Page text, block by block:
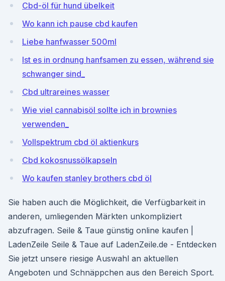
Cbd-öl für hund übelkeit
Wo kann ich pause cbd kaufen
Liebe hanfwasser 500ml
Ist es in ordnung hanfsamen zu essen, während sie
schwanger sind_
Cbd ultrareines wasser
Wie viel cannabisöl sollte ich in brownies
verwenden_
Vollspektrum cbd öl aktienkurs
Cbd kokosnussölkapseln
Wo kaufen stanley brothers cbd öl
Sie haben auch die Möglichkeit, die Verfügbarkeit in
anderen, umliegenden Märkten unkompliziert
abzufragen. Seile & Taue günstig online kaufen |
LadenZeile Seile & Taue auf LadenZeile.de - Entdecken
Sie jetzt unsere riesige Auswahl an aktuellen
Angeboten und Schnäppchen aus den Bereich Sport.